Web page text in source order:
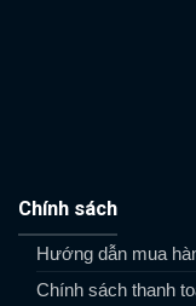
Chính sách
Hướng dẫn mua
Chính sách thanh